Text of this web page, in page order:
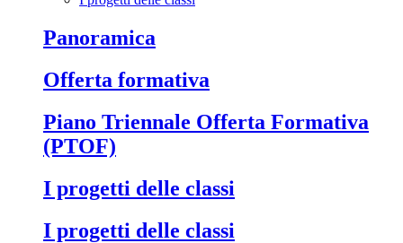
Panoramica
Offerta formativa
Piano Triennale Offerta Formativa
(PTOF)
I progetti delle classi
I progetti delle classi